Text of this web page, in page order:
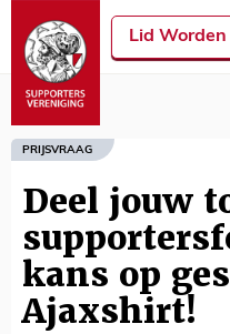
Lid Worden
PRIJSVRAAG
Deel jouw
kans op
Ajaxshirt!